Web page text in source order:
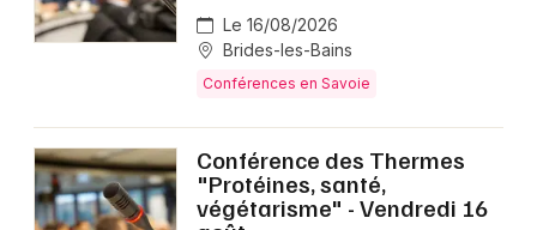
Le 16/08/2026
Brides-les-Bains
Conférences en Savoie
Conférence des Thermes
"Protéines, santé,
végétarisme" - Vendredi 16